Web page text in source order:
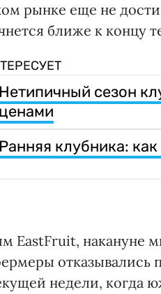
рынке еще не
ближе к концу
Нетипичный сезон
ценами
Ранняя клубника:
EastFruit, накануне
отказывались
недели, когда